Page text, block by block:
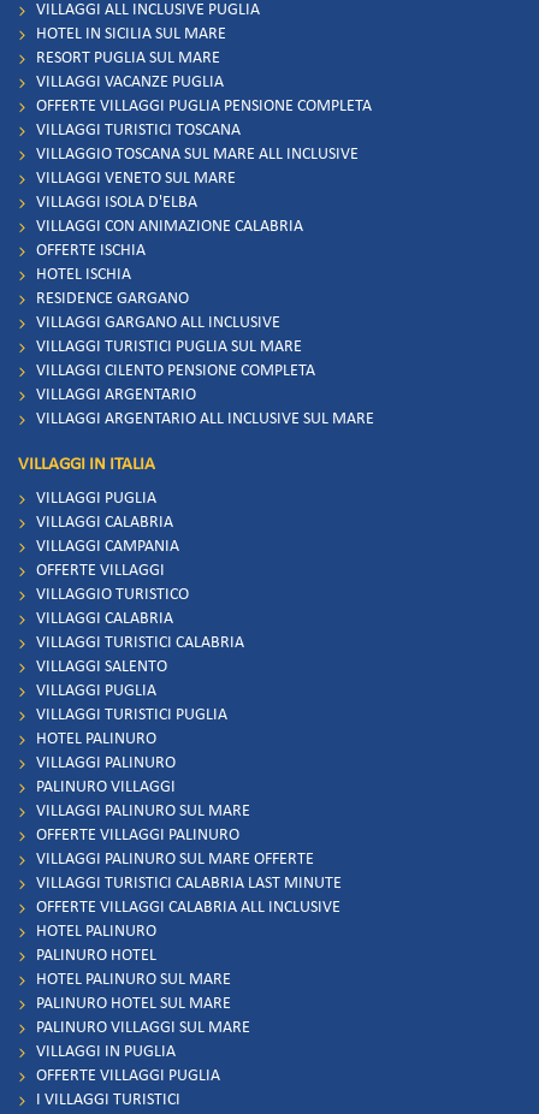
VILLAGGI ALL INCLUSIVE PUGLIA
HOTEL IN SICILIA SUL MARE
RESORT PUGLIA SUL MARE
VILLAGGI VACANZE PUGLIA
OFFERTE VILLAGGI PUGLIA PENSIONE COMPLETA
VILLAGGI TURISTICI TOSCANA
VILLAGGIO TOSCANA SUL MARE ALL INCLUSIVE
VILLAGGI VENETO SUL MARE
VILLAGGI ISOLA D'ELBA
VILLAGGI CON ANIMAZIONE CALABRIA
OFFERTE ISCHIA
HOTEL ISCHIA
RESIDENCE GARGANO
VILLAGGI GARGANO ALL INCLUSIVE
VILLAGGI TURISTICI PUGLIA SUL MARE
VILLAGGI CILENTO PENSIONE COMPLETA
VILLAGGI ARGENTARIO
VILLAGGI ARGENTARIO ALL INCLUSIVE SUL MARE
VILLAGGI IN ITALIA
VILLAGGI PUGLIA
VILLAGGI CALABRIA
VILLAGGI CAMPANIA
OFFERTE VILLAGGI
VILLAGGIO TURISTICO
VILLAGGI CALABRIA
VILLAGGI TURISTICI CALABRIA
VILLAGGI SALENTO
VILLAGGI PUGLIA
VILLAGGI TURISTICI PUGLIA
HOTEL PALINURO
VILLAGGI PALINURO
PALINURO VILLAGGI
VILLAGGI PALINURO SUL MARE
OFFERTE VILLAGGI PALINURO
VILLAGGI PALINURO SUL MARE OFFERTE
VILLAGGI TURISTICI CALABRIA LAST MINUTE
OFFERTE VILLAGGI CALABRIA ALL INCLUSIVE
HOTEL PALINURO
PALINURO HOTEL
HOTEL PALINURO SUL MARE
PALINURO HOTEL SUL MARE
PALINURO VILLAGGI SUL MARE
VILLAGGI IN PUGLIA
OFFERTE VILLAGGI PUGLIA
I VILLAGGI TURISTICI